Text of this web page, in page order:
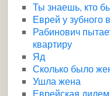
Ты знаешь, кто
Еврей у зубного
Рабинович
квартиру
Яд
Сколько было
Ушла жена
Еврейская